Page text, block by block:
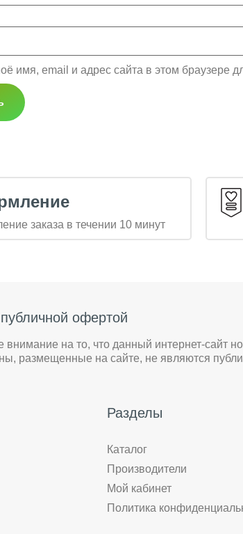
имя, email и адрес сайта в этом браузере
заказа в течении 10 минут
офертой
на то, что данный интернет-сайт
размещенные на сайте, не являются
Разделы
Каталог
Производители
Мой кабинет
Политика